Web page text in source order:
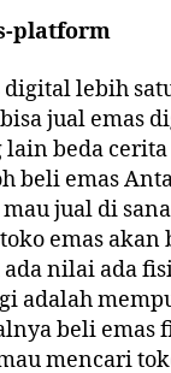
platform
lebih
jual emas
beda
beli emas
jual di
emas akan
nilai ada
adalah
beli emas
mencari